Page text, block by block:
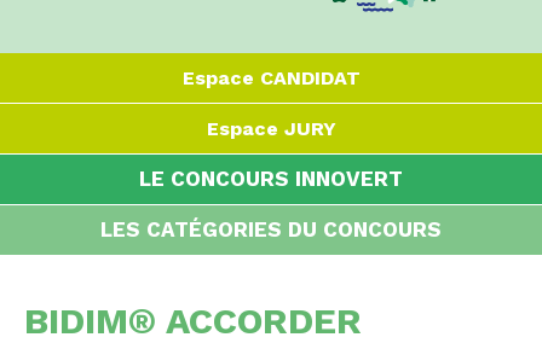
Espace CANDIDAT
Espace JURY
LE CONCOURS INNOVERT
LES CATÉGORIES DU CONCOURS
BIDIM® ACCORDER